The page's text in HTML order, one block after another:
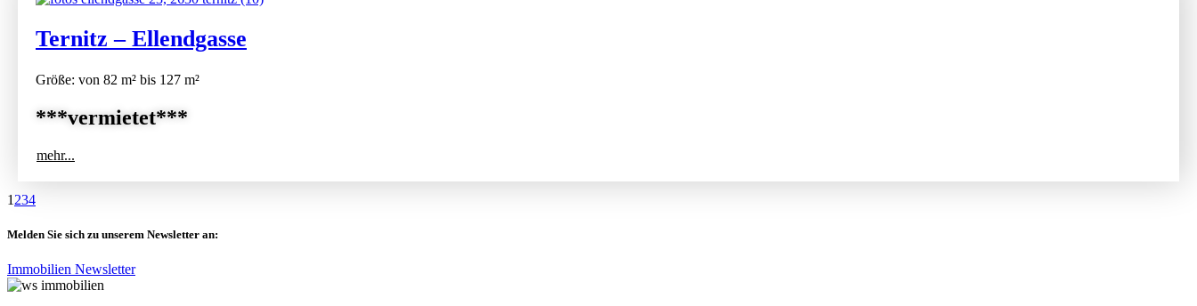
Ternitz – Ellendgasse
Größe: von 82 m² bis 127 m²
***vermietet***
mehr...
1 234
Melden Sie sich zu unserem Newsletter an:
Immobilien Newsletter